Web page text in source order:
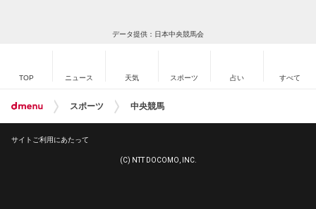
データ提供：日本中央競馬会
TOP ニュース 天気 スポーツ 占い すべて
スポーツ 中央競馬
サイトご利用にあたって
(C) NTT DOCOMO, INC.